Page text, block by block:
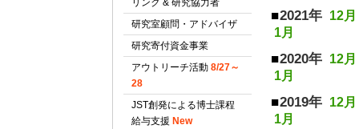
2021年 12月
1月
2020年 12月
1月
2019年 12月
1月